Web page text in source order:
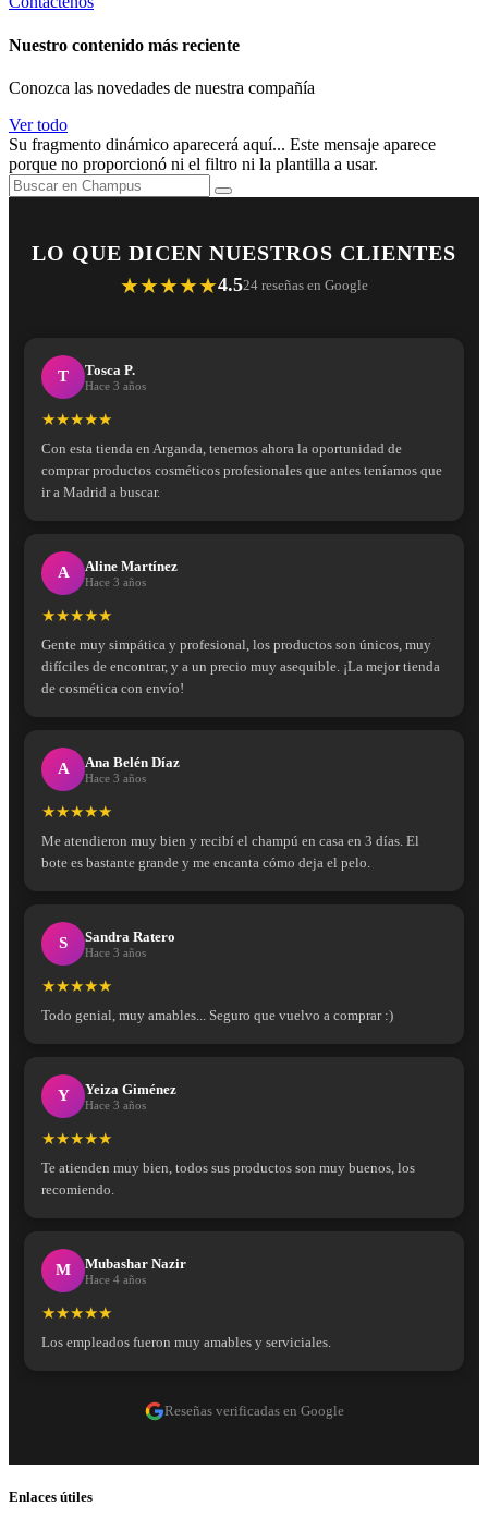
Nuestro contenido más reciente
Conozca las novedades de nuestra compañía
Ver todo
Su fragmento dinámico aparecerá aquí... Este mensaje aparece
porque no proporcionó ni el filtro ni la plantilla a usar.
LO QUE DICEN NUESTROS CLIENTES
★★★★★4.524 reseñas en Google
T Tosca P.
Hace 3 años
★★★★★
Con esta tienda en Arganda, tenemos ahora la oportunidad de
comprar productos cosméticos profesionales que antes teníamos que
ir a Madrid a buscar.
A Aline Martínez
Hace 3 años
★★★★★
Gente muy simpática y profesional, los productos son únicos, muy
difíciles de encontrar, y a un precio muy asequible. ¡La mejor tienda
de cosmética con envío!
A Ana Belén Díaz
Hace 3 años
★★★★★
Me atendieron muy bien y recibí el champú en casa en 3 días. El
bote es bastante grande y me encanta cómo deja el pelo.
S Sandra Ratero
Hace 3 años
★★★★★
Todo genial, muy amables... Seguro que vuelvo a comprar :)
Y Yeiza Giménez
Hace 3 años
★★★★★
Te atienden muy bien, todos sus productos son muy buenos, los
recomiendo.
M Mubashar Nazir
Hace 4 años
★★★★★
Los empleados fueron muy amables y serviciales.
Reseñas verificadas en Google
Enlaces útiles